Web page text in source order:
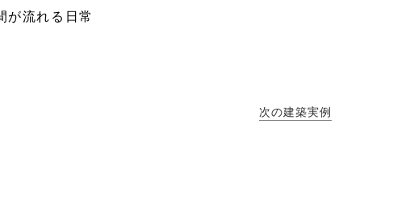
が流れる日常
次の建築実例